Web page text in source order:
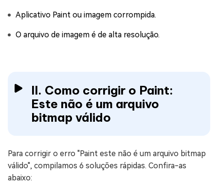
Aplicativo Paint ou imagem corrompida.
O arquivo de imagem é de alta resolução.
II. Como corrigir o Paint:
Este não é um arquivo
bitmap válido
Para corrigir o erro "Paint este não é um arquivo bitmap
válido", compilamos 6 soluções rápidas. Confira-as
abaixo: